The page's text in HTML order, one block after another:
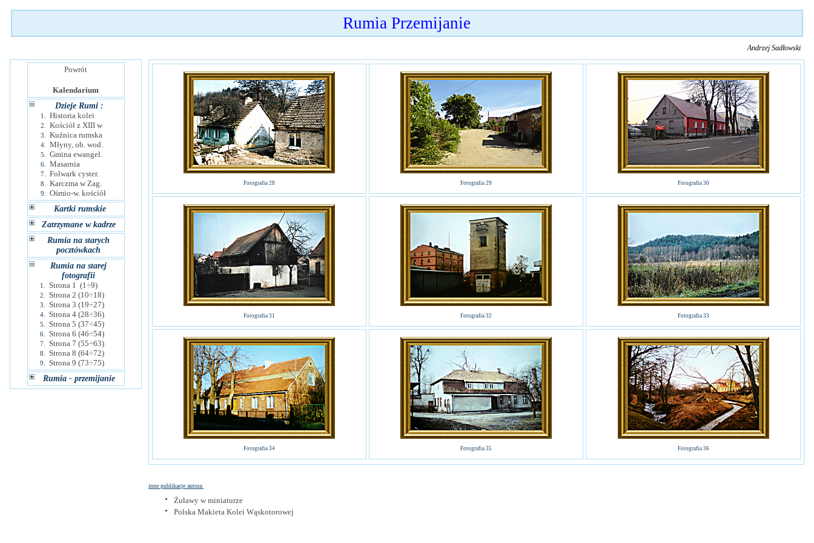
Rumia Przemijanie
Andrzej Sadłowski
Powrót
Kalendarium
Dzieje Rumi :
1. Historia kolei
2. Kościół z XIII w
3. Kuźnica rumska
4. Młyny, ob. wod.
5. Gmina ewangel.
6. Masarnia
7. Folwark cyster.
8. Karczma w Zag.
9.
Ośmio-w. kościół
Kartki rumskie
Zatrzymane w kadrze
Rumia na starych
pocztówkach
Rumia na starej
fotografii
1. Strona 1 (1÷9)
2. Strona 2 (10÷18)
3. Strona 3 (19÷27)
4. Strona 4 (28÷36)
5. Strona 5 (37÷45)
6. Strona 6 (46÷54)
7. Strona 7 (55÷63)
8. Strona 8 (64÷72)
9.
Strona 9 (73÷75)
Rumia - przemijanie
Fotografia 28 Fotografia 29 Fotografia 30
Fotografia 31 Fotografia 32 Fotografia 33
Fotografia 34 Fotografia 35 Fotografia 36
inne publikacje autora:
Żuławy w miniaturze
Polska Makieta Kolei Wąskotorowej